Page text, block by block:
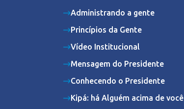
Administrando a gente
Princípios da Gente
Vídeo Institucional
Mensagem do Presidente
Conhecendo o Presidente
Kipá: há Alguém acima de você